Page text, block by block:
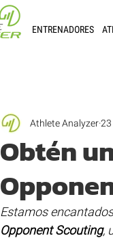
ENTRENADORES
Obtén
Athlete Analyzer23
Estamos
Opponent Scouting,